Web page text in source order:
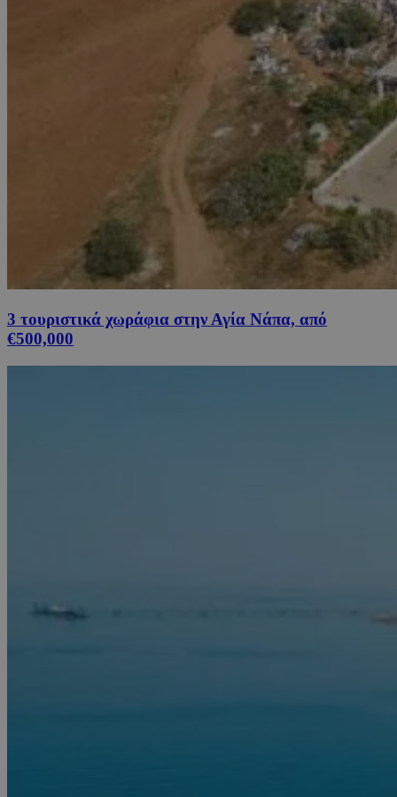
3 τουριστικά χωράφια στην Αγία Νάπα, από
€500,000